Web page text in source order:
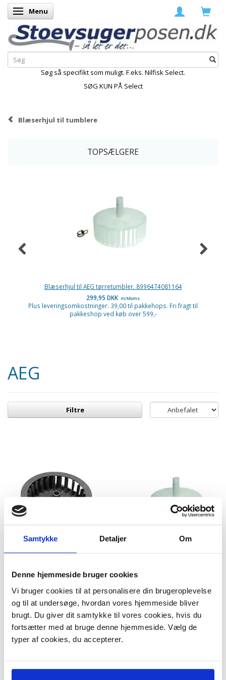
Samtykke Detaljer Om
Denne hjemmeside bruger cookies
Vi bruger cookies til at personalisere din brugeroplevelse
og til at undersøge, hvordan vores hjemmeside bliver
brugt. Du giver dit samtykke til vores cookies, hvis du
fortsætter med at bruge denne hjemmeside. Vælg de
typer af cookies, du accepterer.
Skifte navigation
Menu
Søg så specifikt som muligt. F.eks. Nilfisk Select.
SØG KUN PÅ Select
Blæserhjul til tumblere
TOPSÆLGERE
Blæserhjul til AEG tørretumbler. 8996474081164
299,95 DKK m/Moms
Plus leveringsomkostninger. 39,00 til pakkehops. Fri fragt til
pakkeshop ved køb over 599,-
AEG
Filtre
Blæserhjul til AEG
tørretumbler
Model/varenr.: 308048
359,00 DKKm/Moms
Plus leveringsomkostninger.
39,00 til pakkehops. Fri fragt til
På lager
Blæserhjul til AEG
tørretumbler.
8996474081164
Model/varenr.: 308018
299,95 DKKm/Moms
På lager